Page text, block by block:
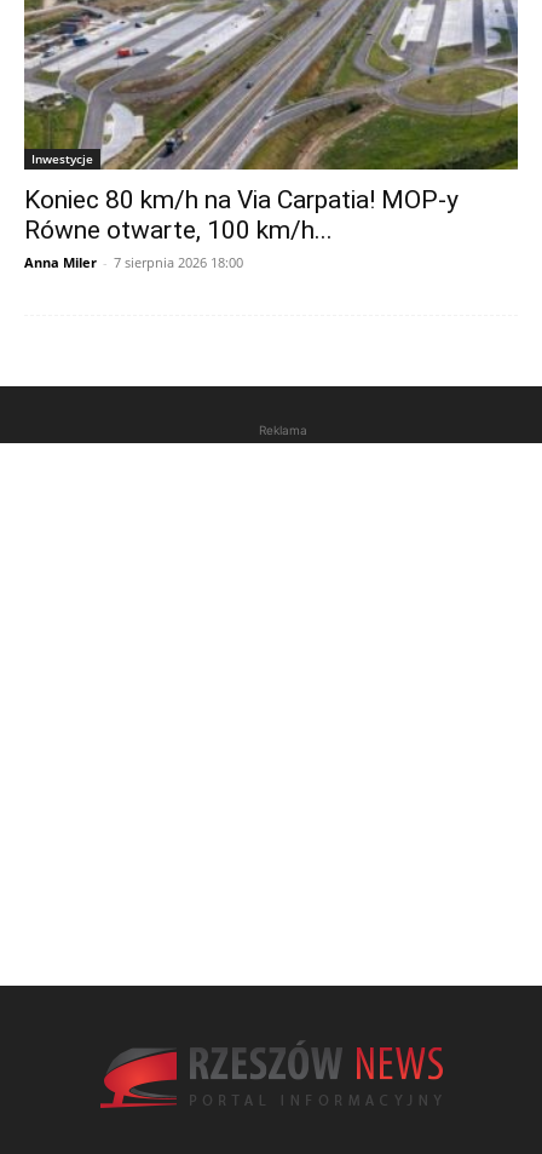
Inwestycje
Koniec 80 km/h na Via Carpatia! MOP-y
Równe otwarte, 100 km/h...
Anna Miler - 7 sierpnia 2026 18:00
Reklama